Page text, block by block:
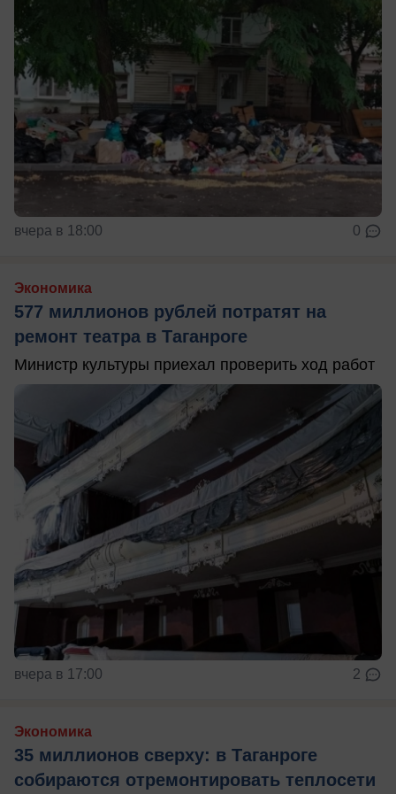
вчера в 18:00 0
Экономика
577 миллионов рублей потратят на
ремонт театра в Таганроге
Министр культуры приехал проверить ход работ
вчера в 17:00 2
Экономика
35 миллионов сверху: в Таганроге
собираются отремонтировать теплосети